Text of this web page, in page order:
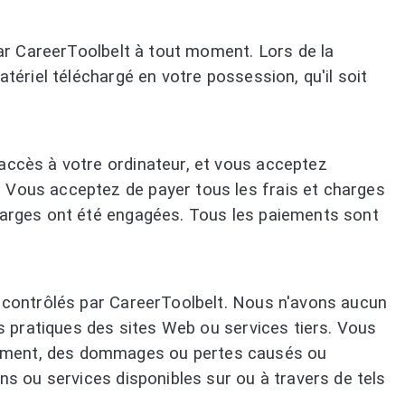
CareerToolbelt à tout moment. Lors de la
téléchargé en votre possession, qu'il soit
à votre ordinateur, et vous acceptez
acceptez de payer tous les frais et charges
ont été engagées. Tous les paiements sont
par CareerToolbelt. Nous n'avons aucun
des sites Web ou services tiers. Vous
des dommages ou pertes causés ou
ou services disponibles sur ou à travers de tels